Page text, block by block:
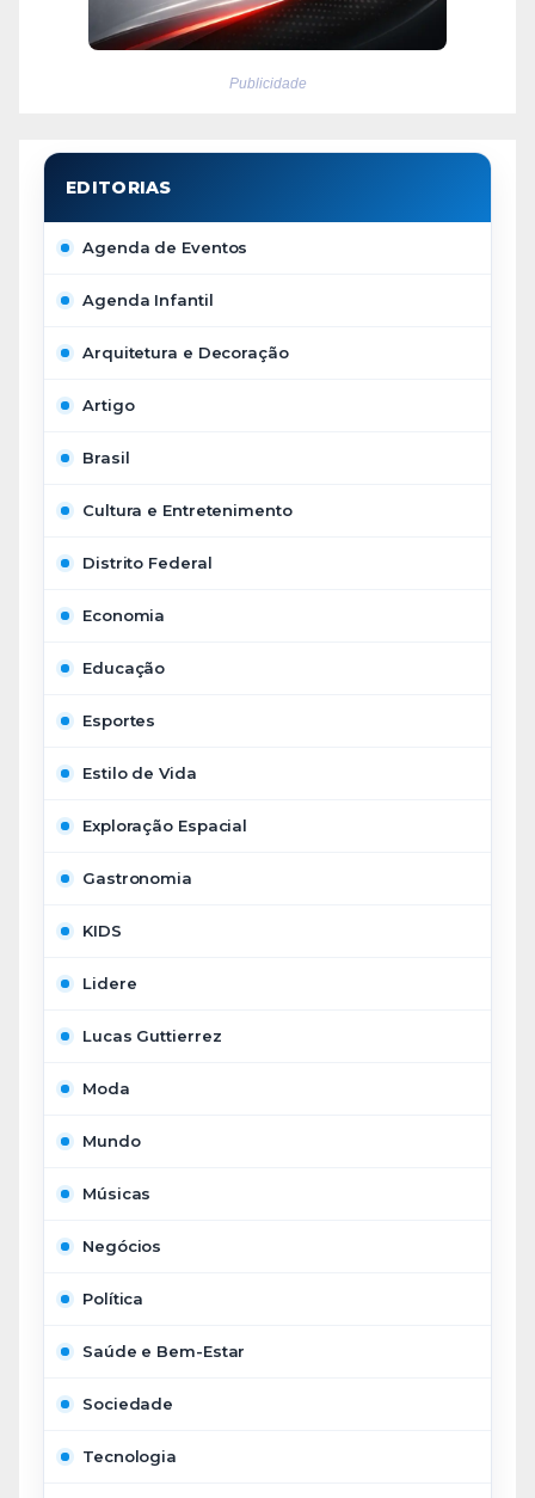
Publicidade
Agenda de Eventos
Agenda Infantil
Arquitetura e Decoração
Artigo
Brasil
Cultura e Entretenimento
Distrito Federal
Economia
Educação
Esportes
Estilo de Vida
Exploração Espacial
Gastronomia
KIDS
Lidere
Lucas Guttierrez
Moda
Mundo
Músicas
Negócios
Política
Saúde e Bem-Estar
Sociedade
Tecnologia